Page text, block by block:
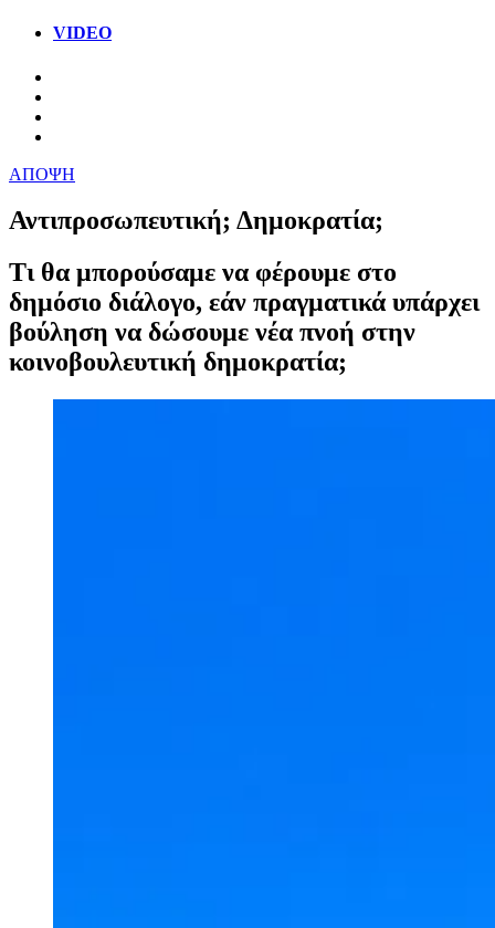
VIDEO
ΑΠΟΨΗ
Αντιπροσωπευτική; Δημοκρατία;
Τι θα μπορούσαμε να φέρουμε στο
δημόσιο διάλογο, εάν πραγματικά υπάρχει
βούληση να δώσουμε νέα πνοή στην
κοινοβουλευτική δημοκρατία;